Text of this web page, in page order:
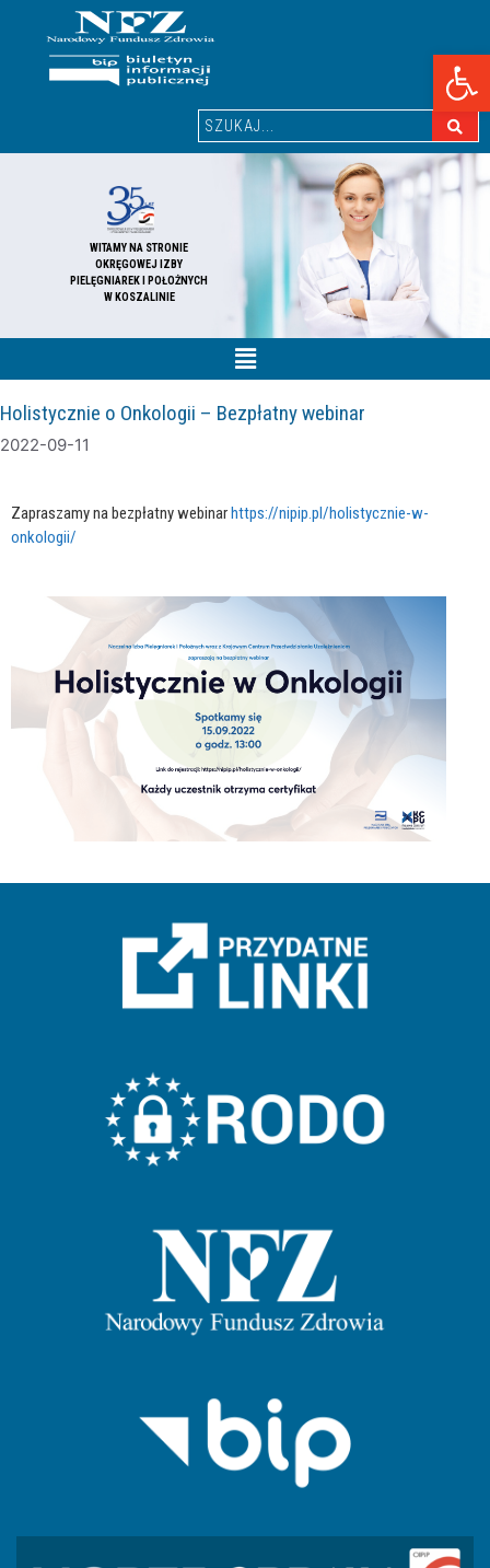
WITAMY NA STRONIE
OKRĘGOWEJ IZBY
PIELĘGNIAREK I POŁOŻNYCH
W KOSZALINIE
Holistycznie o Onkologii – Bezpłatny webinar
2022-09-11
Zapraszamy na bezpłatny webinarhttps://nipip.pl/holistycznie-w-
onkologii/